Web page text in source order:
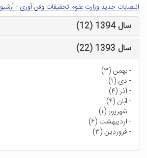
انتصابات جدید وزارت علوم تحقیقات وفن آوری - آرشیو
سال 1394 (12)
سال 1393 (22)
-بهمن (۳)
- دی (۱)
-آذر (۴)
-آبان (۴)
- شهریور (۱)
- اردیبهشت (۶)
- فروردین (۳)